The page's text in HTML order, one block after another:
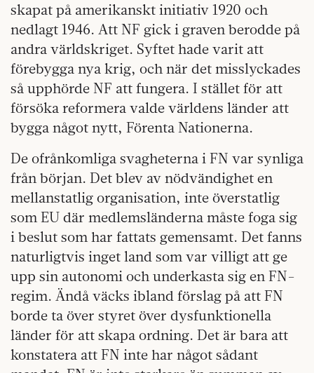
skapat på amerikanskt initiativ 1920 och
nedlagt 1946. Att NF gick i graven berodde på
andra världskriget. Syftet hade varit att
förebygga nya krig, och när det misslyckades
så upphörde NF att fungera. I stället för att
försöka reformera valde världens länder att
bygga något nytt, Förenta Nationerna.
De ofrånkomliga svagheterna i FN var synliga
från början. Det blev av nödvändighet en
mellanstatlig organisation, inte överstatlig
som EU där medlemsländerna måste foga sig
i beslut som har fattats gemensamt. Det fanns
naturligtvis inget land som var villigt att ge
upp sin autonomi och underkasta sig en FN-
regim. Ändå väcks ibland förslag på att FN
borde ta över styret över dysfunktionella
länder för att skapa ordning. Det är bara att
konstatera att FN inte har något sådant